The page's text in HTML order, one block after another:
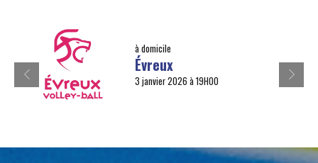
à domicile
Évreux
3 janvier 2026 à 19H00